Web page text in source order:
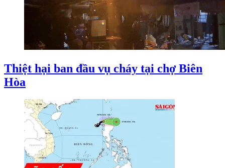
Thiệt hại ban đầu vụ cháy tại chợ Biên
Hòa